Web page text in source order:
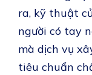
ra, kỹ thuật
người có tay
mà dịch vụ
tiêu chuẩn